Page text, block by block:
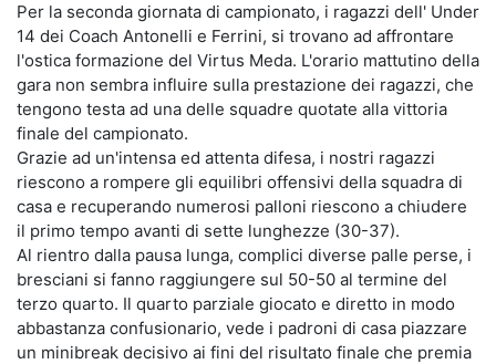
Per la seconda giornata di campionato, i ragazzi dell' Under
14 dei Coach Antonelli e Ferrini, si trovano ad affrontare
l'ostica formazione del Virtus Meda. L'orario mattutino della
gara non sembra influire sulla prestazione dei ragazzi, che
tengono testa ad una delle squadre quotate alla vittoria
finale del campionato.
Grazie ad un'intensa ed attenta difesa, i nostri ragazzi
riescono a rompere gli equilibri offensivi della squadra di
casa e recuperando numerosi palloni riescono a chiudere
il primo tempo avanti di sette lunghezze (30-37).
Al rientro dalla pausa lunga, complici diverse palle perse, i
bresciani si fanno raggiungere sul 50-50 al termine del
terzo quarto. Il quarto parziale giocato e diretto in modo
abbastanza confusionario, vede i padroni di casa piazzare
un minibreak decisivo ai fini del risultato finale che premia